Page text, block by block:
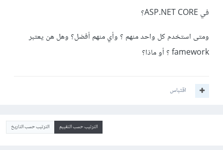
في ASP.NET CORE؟
ومتى استخدم كل واحد منهم ؟ وأي منهم أفضل؟ وهل هن يعتبر
famework ؟ أو ماذا؟
اقتباس
الترتيب حسب التقييم الترتيب حسب التاريخ